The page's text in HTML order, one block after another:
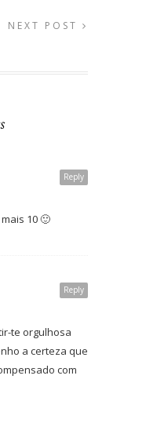
NEXT POST
Reply
10 🙂
Reply
te orgulhosa
a certeza que
com